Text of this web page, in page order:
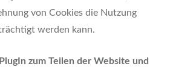
von Coo­kies die Nut­zung
wer­den kann.
zum Tei­len der Web­site und